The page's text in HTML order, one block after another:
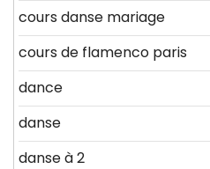
cours danse mariage
cours de flamenco paris
dance
danse
danse à 2